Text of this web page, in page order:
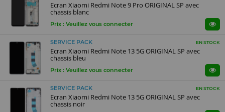
Ecran Xiaomi Redmi Note 9 Pro ORIGINAL SP avec
chassis blanc
Prix : Veuillez vous connecter
SERVICE PACK EN STOCK
Ecran Xiaomi Redmi Note 13 5G ORIGINAL SP avec
chassis bleu
Prix : Veuillez vous connecter
SERVICE PACK EN STOCK
Ecran Xiaomi Redmi Note 13 5G ORIGINAL SP avec
chassis noir